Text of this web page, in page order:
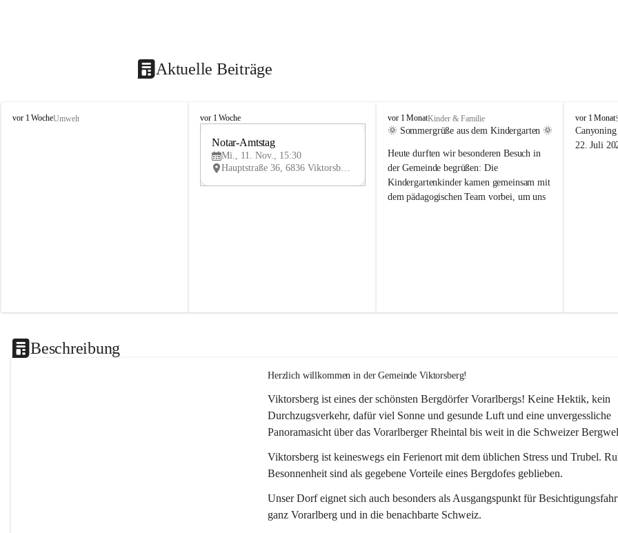
Aktuelle Beiträge
V
vor 1 WocheUmwelt
V
vor 1 Woche
V
Notar-Amtstag
Mi., 11. Nov., 15:30
Hauptstraße 36, 6836 Viktorsberg, AUT
V
i
t
o
r
s
vor 1 MonatKinder & Familie
🌞 Sommergrüße aus dem Kindergarten 🌞
Heute durften wir besonderen Besuch in
der Gemeinde begrüßen: Die
Kindergartenkinder kamen gemeinsam mit
dem pädagogischen Team vorbei, um uns
V
i
k
vor 1 Monat
22. Juli
Beschreibung
Herzlich willkommen in der Gemeinde Viktorsberg!
Viktorsberg ist eines der schönsten Bergdörfer Vorarlbergs! Keine Hektik, kein
Durchzugsverkehr, dafür viel Sonne und gesunde Luft und eine unvergessliche
Panoramasicht über das Vorarlberger Rheintal bis weit in die Schweizer
Viktorsberg ist keineswegs ein Ferienort mit dem üblichen Stress und Trubel.
Besonnenheit sind als gegebene Vorteile eines Bergdofes geblieben.
Unser Dorf eignet sich auch besonders als Ausgangspunkt für
ganz Vorarlberg und in die benachbarte Schweiz.